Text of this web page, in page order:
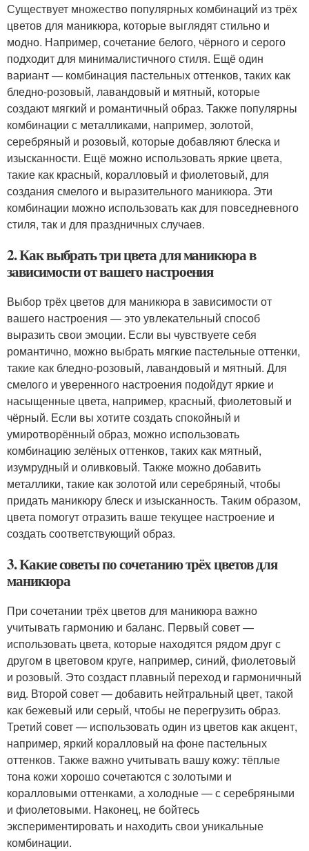
Существует множество популярных комбинаций из трёх
цветов для маникюра, которые выглядят стильно и
модно. Например, сочетание белого, чёрного и серого
подходит для минималистичного стиля. Ещё один
вариант — комбинация пастельных оттенков, таких как
бледно-розовый, лавандовый и мятный, которые
создают мягкий и романтичный образ. Также популярны
комбинации с металликами, например, золотой,
серебряный и розовый, которые добавляют блеска и
изысканности. Ещё можно использовать яркие цвета,
такие как красный, коралловый и фиолетовый, для
создания смелого и выразительного маникюра. Эти
комбинации можно использовать как для повседневного
стиля, так и для праздничных случаев.
2. Как выбрать три цвета для маникюра в
зависимости от вашего настроения
Выбор трёх цветов для маникюра в зависимости от
вашего настроения — это увлекательный способ
выразить свои эмоции. Если вы чувствуете себя
романтично, можно выбрать мягкие пастельные оттенки,
такие как бледно-розовый, лавандовый и мятный. Для
смелого и уверенного настроения подойдут яркие и
насыщенные цвета, например, красный, фиолетовый и
чёрный. Если вы хотите создать спокойный и
умиротворённый образ, можно использовать
комбинацию зелёных оттенков, таких как мятный,
изумрудный и оливковый. Также можно добавить
металлики, такие как золотой или серебряный, чтобы
придать маникюру блеск и изысканность. Таким образом,
цвета помогут отразить ваше текущее настроение и
создать соответствующий образ.
3. Какие советы по сочетанию трёх цветов для
маникюра
При сочетании трёх цветов для маникюра важно
учитывать гармонию и баланс. Первый совет —
использовать цвета, которые находятся рядом друг с
другом в цветовом круге, например, синий, фиолетовый
и розовый. Это создаст плавный переход и гармоничный
вид. Второй совет — добавить нейтральный цвет, такой
как бежевый или серый, чтобы не перегрузить образ.
Третий совет — использовать один из цветов как акцент,
например, яркий коралловый на фоне пастельных
оттенков. Также важно учитывать вашу кожу: тёплые
тона кожи хорошо сочетаются с золотыми и
коралловыми оттенками, а холодные — с серебряными
и фиолетовыми. Наконец, не бойтесь
экспериментировать и находить свои уникальные
комбинации.